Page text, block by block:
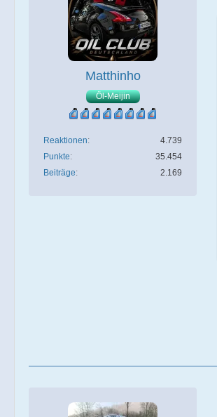
Matthinho
Öl-Meijin
Reaktionen
4.739
Punkte
35.454
Beiträge
2.169